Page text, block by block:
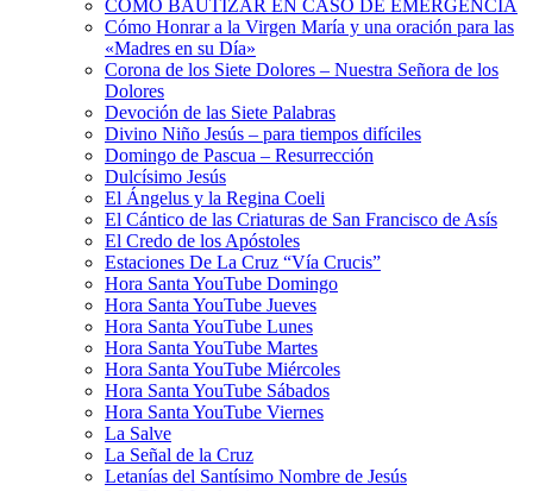
CÓMO BAUTIZAR EN CASO DE EMERGENCIA
Cómo Honrar a la Virgen María y una oración para las
«Madres en su Día»
Corona de los Siete Dolores – Nuestra Señora de los
Dolores
Devoción de las Siete Palabras
Divino Niño Jesús – para tiempos difíciles
Domingo de Pascua – Resurrección
Dulcísimo Jesús
El Ángelus y la Regina Coeli
El Cántico de las Criaturas de San Francisco de Asís
El Credo de los Apóstoles
Estaciones De La Cruz “Vía Crucis”
Hora Santa YouTube Domingo
Hora Santa YouTube Jueves
Hora Santa YouTube Lunes
Hora Santa YouTube Martes
Hora Santa YouTube Miércoles
Hora Santa YouTube Sábados
Hora Santa YouTube Viernes
La Salve
La Señal de la Cruz
Letanías del Santísimo Nombre de Jesús